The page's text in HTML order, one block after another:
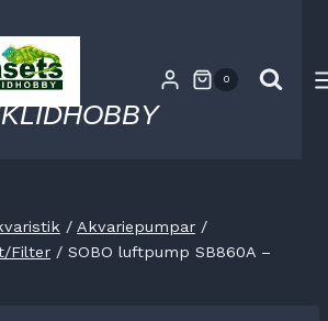
0
/ Akvariepumpar /
Filter / SOBO luftpump SB860A –